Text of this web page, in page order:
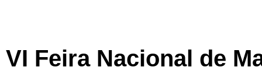
VI Feira Nacional de